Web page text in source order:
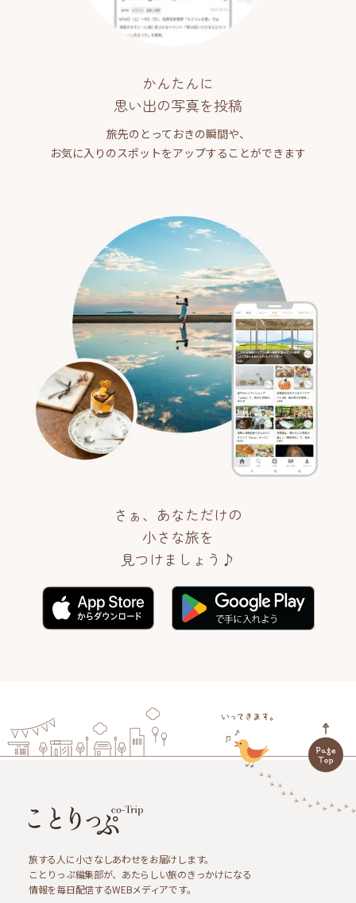
かんたんに
思い出の写真を投稿
旅先のとっておきの瞬間や、
お気に入りのスポットをアップすることができます
さぁ、あなただけの
小さな旅を
見つけましょう♪
旅する人に小さなしあわせをお届けします。
ことりっぷ編集部が、あたらしい旅のきっかけになる
情報を毎日配信するWEBメディアです。